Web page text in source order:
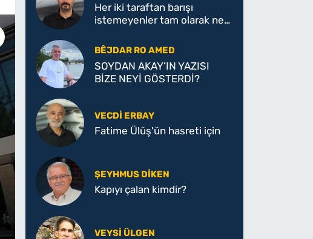
Her iki taraftan barışı
istemeyenler tam olarak ne
BÊJDAR RO AMED
SOYDAN AKAY’IN YAZISI
BİZE NEYİ GÖSTERDİ?
VECDI ERBAY
Fatime Ülüş'ün hasreti için
ŞEYHMUS DİKEN
Kapıyı çalan kimdir?
VEYSI ÜLGEN